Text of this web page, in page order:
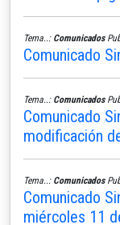
Tema..: Comunicados
Comunicado
Tema..: Comunicados
Comunicado
modificación
Tema..: Comunicados
Comunicado
miércoles 11